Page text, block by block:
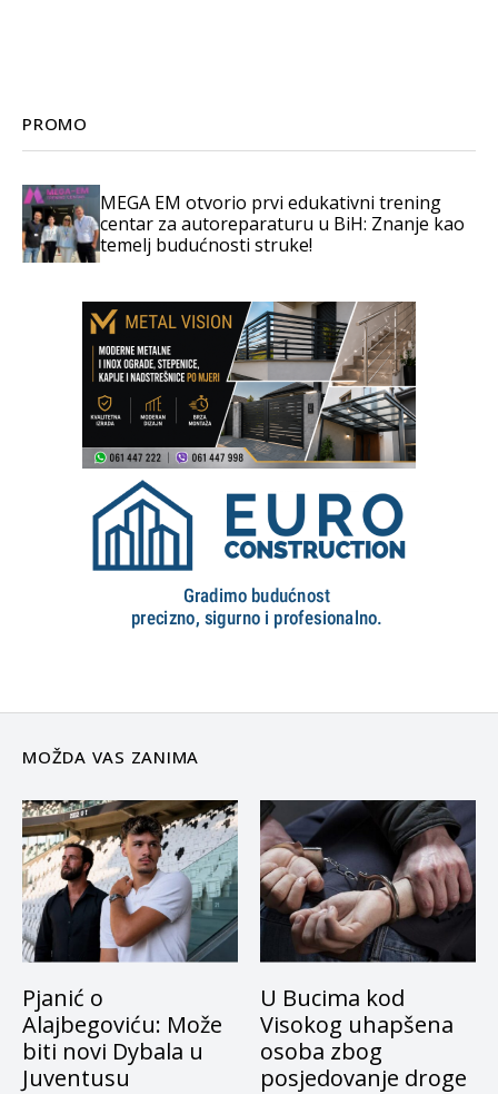
PROMO
MEGA EM otvorio prvi edukativni trening
centar za autoreparaturu u BiH: Znanje kao
temelj budućnosti struke!
MOŽDA VAS ZANIMA
Pjanić o
Alajbegoviću: Može
biti novi Dybala u
Juventusu
U Bucima kod
Visokog uhapšena
osoba zbog
posjedovanje droge